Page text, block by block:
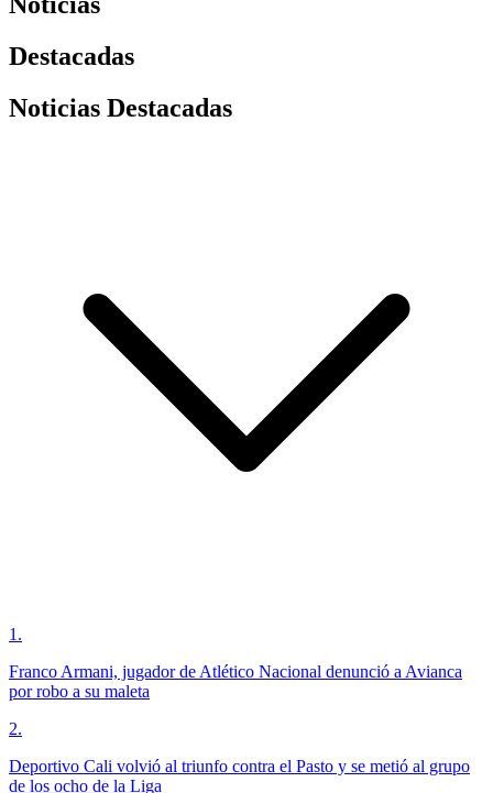
Destacadas
Noticias Destacadas
1 .
Franco Armani, jugador de Atlético Nacional denunció a Avianca
por robo a su maleta
2.
Deportivo Cali volvió al triunfo contra el Pasto y se metió al grupo
de los ocho de la Liga